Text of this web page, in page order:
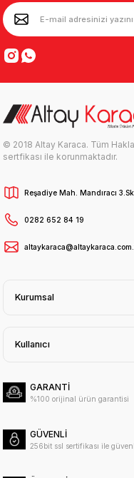
© 2018 Altay Karaca. Tüm
sertfikası ile korunmaktadır.
Reşadiye Mah. Mandıracı
0282 652 84 19
Kurumsal
Kullanıcı
GARANTİ
%100 orijinal ürün garantisi
GÜVENLİ
256bit ssl sertifikası ile